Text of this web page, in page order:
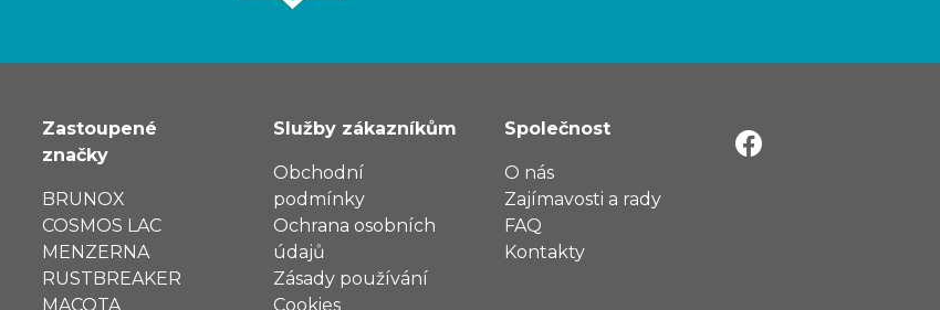
Zastoupené
značky
BRUNOX
COSMOS LAC
MENZERNA
RUSTBREAKER
MACOTA
Služby zákazníkům
Obchodní
podmínky
Ochrana osobních
údajů
Zásady používání
Cookies
Společnost
O nás
Zajímavosti a rady
FAQ
Kontakty